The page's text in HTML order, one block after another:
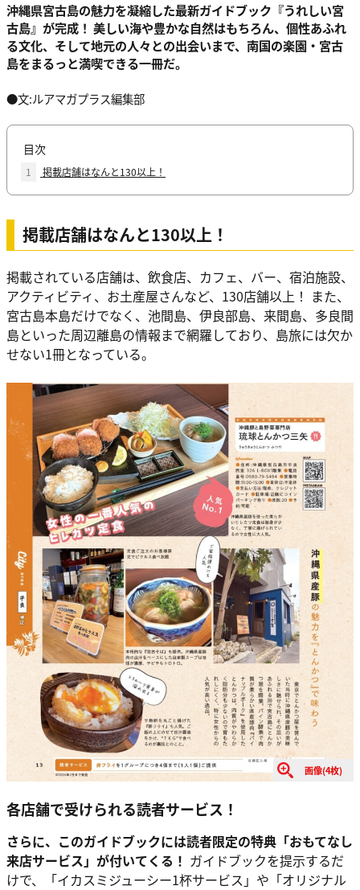
沖縄県宮古島の魅力を凝縮した最新ガイドブック『うれしい宮
古島』が完成！ 美しい海や豊かな自然はもちろん、個性あふれ
る文化、そして地元の人々との出会いまで、南国の楽園・宮古
島をまるっと満喫できる一冊だ。
●文:ルアマガプラス編集部
目次
1 掲載店舗はなんと130以上！
掲載店舗はなんと130以上！
掲載されている店舗は、飲食店、カフェ、バー、宿泊施設、
アクティビティ、お土産屋さんなど、130店舗以上！ また、
宮古島本島だけでなく、池間島、伊良部島、来間島、多良間
島といった周辺離島の情報まで網羅しており、島旅には欠か
せない1冊となっている。
画像(4枚)
各店舗で受けられる読者サービス！
さらに、このガイドブックには読者限定の特典「おもてなし
来店サービス」が付いてくる！ ガイドブックを提示するだ
けで、「イカスミジューシー1杯サービス」や「オリジナル